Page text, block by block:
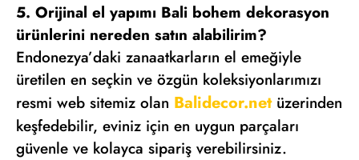
5. Orijinal el yapımı Bali bohem dekorasyon
ürünlerini nereden satın alabilirim?
Endonezya’daki zanaatkarların el emeğiyle
üretilen en seçkin ve özgün koleksiyonlarımızı
resmi web sitemiz olan Balidecor.netüzerinden
keşfedebilir, eviniz için en uygun parçaları
güvenle ve kolayca sipariş verebilirsiniz.